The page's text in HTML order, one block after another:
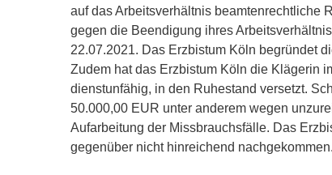
auf das Arbeitsverhältnis beamtenrechtliche
gegen die Beendigung ihres
22.07.2021. Das Erzbistum Köln begründet
Zudem hat das Erzbistum Köln die Klägerin
dienstunfähig, in den Ruhestand versetzt.
50.000,00 EUR unter anderem wegen
Aufarbeitung der Missbrauchsfälle. Das
gegenüber nicht hinreichend nachgekommen.